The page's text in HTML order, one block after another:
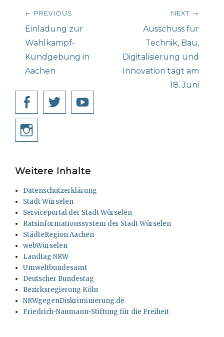
Beitragsnavigation
← PREVIOUS
Previous
post:
Einladung zur
Wahlkampf-
Kundgebung in
Aachen
NEXT →
Ausschuss für
Technik, Bau,
Digitalisierung und
Innovation tagt am
18. Juni
Facebook
Twitter
Weitere Inhalte
Datenschutzerklärung
Stadt Würselen
Serviceportal der Stadt Würselen
Ratsinformationssystem der Stadt Würselen
StädteRegion Aachen
webWürselen
Landtag NRW
Umweltbundesamt
Deutscher Bundestag
Bezirksregierung Köln
NRWgegenDiskriminierung.de
Friedrich-Naumann-Stiftung für die Freiheit